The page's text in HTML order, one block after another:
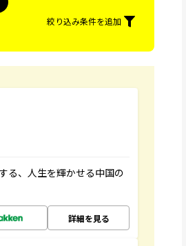
絞り込み条件を追加
る、人生を輝かせる中国の
詳細を見る